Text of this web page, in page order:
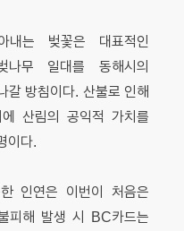
는 벚꽃은 대표적인
나무 일대를 동해시의
갈 방침이다. 산불로 인해
산림의 공익적 가치를
이다.
인연은 이번이 처음은
피해 발생 시 BC카드는